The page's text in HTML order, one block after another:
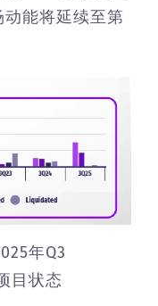
能将延续至第
年Q3
目状态